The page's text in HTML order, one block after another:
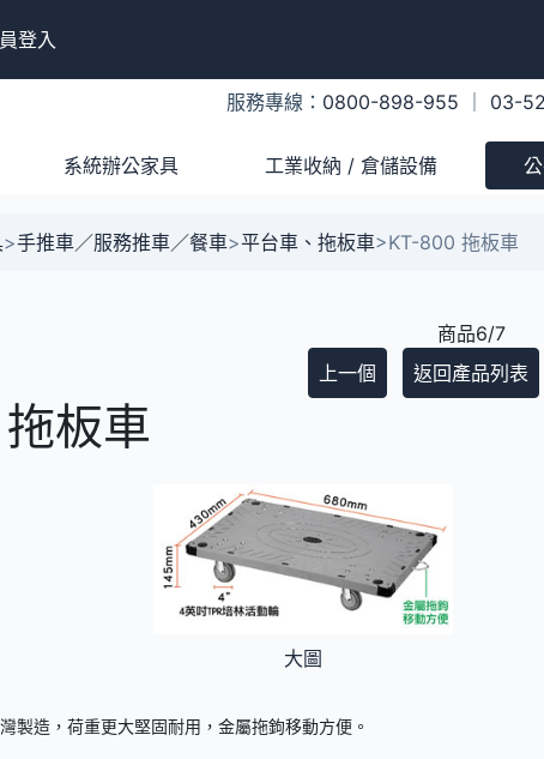
登入
服務專線： 0800-898-955 03-
系統辦公家具 工業收納 / 倉儲設備
>手推車／服務推車／餐車>平台車、拖板車>KT-800 拖板車
商品6/7
上一個
返回產品列表
板車
大圖
製造，荷重更大堅固耐用，金屬拖鉤移動方便。